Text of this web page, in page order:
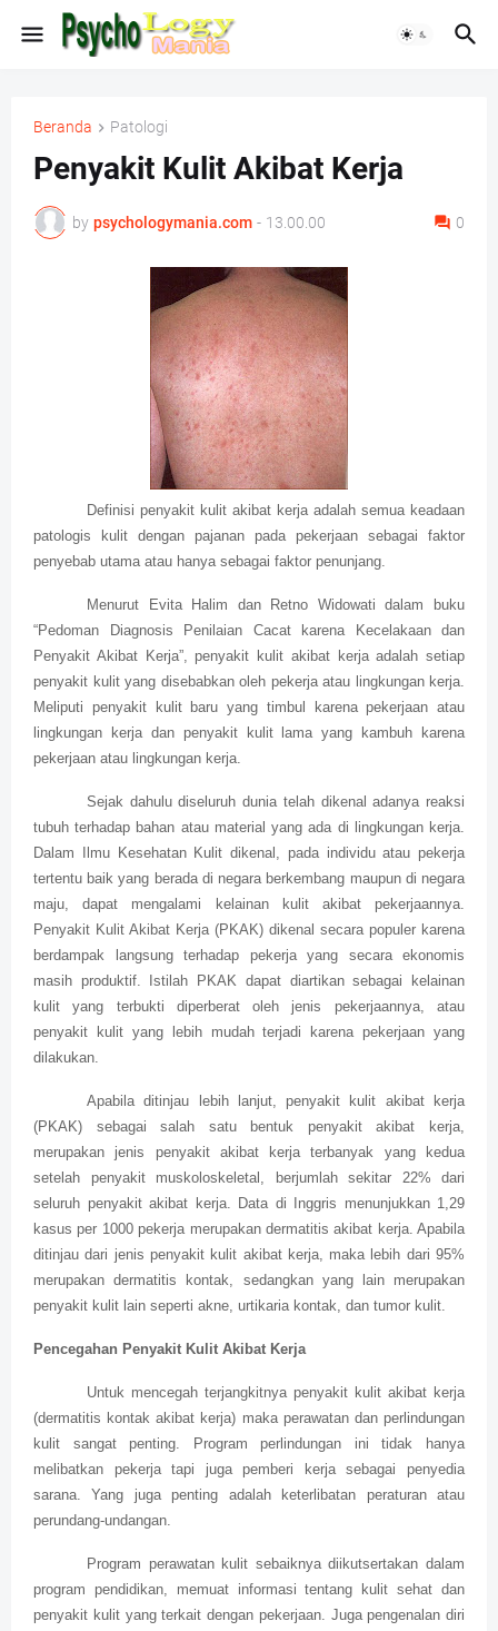
Beranda Patologi
Penyakit Kulit Akibat Kerja
by psychologymania.com - 13.00.00 0
Definisi penyakit kulit akibat kerja adalah semua keadaan
patologis kulit dengan pajanan pada pekerjaan sebagai faktor
penyebab utama atau hanya sebagai faktor penunjang.
Menurut Evita Halim dan Retno Widowati dalam buku
“Pedoman Diagnosis Penilaian Cacat karena Kecelakaan dan
Penyakit Akibat Kerja”, penyakit kulit akibat kerja adalah setiap
penyakit kulit yang disebabkan oleh pekerja atau lingkungan kerja.
Meliputi penyakit kulit baru yang timbul karena pekerjaan atau
lingkungan kerja dan penyakit kulit lama yang kambuh karena
pekerjaan atau lingkungan kerja.
Sejak dahulu diseluruh dunia telah dikenal adanya reaksi
tubuh terhadap bahan atau material yang ada di lingkungan kerja.
Dalam Ilmu Kesehatan Kulit dikenal, pada individu atau pekerja
tertentu baik yang berada di negara berkembang maupun di negara
maju, dapat mengalami kelainan kulit akibat pekerjaannya.
Penyakit Kulit Akibat Kerja (PKAK) dikenal secara populer karena
berdampak langsung terhadap pekerja yang secara ekonomis
masih produktif. Istilah PKAK dapat diartikan sebagai kelainan
kulit yang terbukti diperberat oleh jenis pekerjaannya, atau
penyakit kulit yang lebih mudah terjadi karena pekerjaan yang
dilakukan.
Apabila ditinjau lebih lanjut, penyakit kulit akibat kerja
(PKAK) sebagai salah satu bentuk penyakit akibat kerja,
merupakan jenis penyakit akibat kerja terbanyak yang kedua
setelah penyakit muskoloskeletal, berjumlah sekitar 22% dari
seluruh penyakit akibat kerja. Data di Inggris menunjukkan 1,29
kasus per 1000 pekerja merupakan dermatitis akibat kerja. Apabila
ditinjau dari jenis penyakit kulit akibat kerja, maka lebih dari 95%
merupakan dermatitis kontak, sedangkan yang lain merupakan
penyakit kulit lain seperti akne, urtikaria kontak, dan tumor kulit.
Pencegahan Penyakit Kulit Akibat Kerja
Untuk mencegah terjangkitnya penyakit kulit akibat kerja
(dermatitis kontak akibat kerja) maka perawatan dan perlindungan
kulit sangat penting. Program perlindungan ini tidak hanya
melibatkan pekerja tapi juga pemberi kerja sebagai penyedia
sarana. Yang juga penting adalah keterlibatan peraturan atau
perundang-undangan.
Program perawatan kulit sebaiknya diikutsertakan dalam
program pendidikan, memuat informasi tentang kulit sehat dan
penyakit kulit yang terkait dengan pekerjaan. Juga pengenalan diri